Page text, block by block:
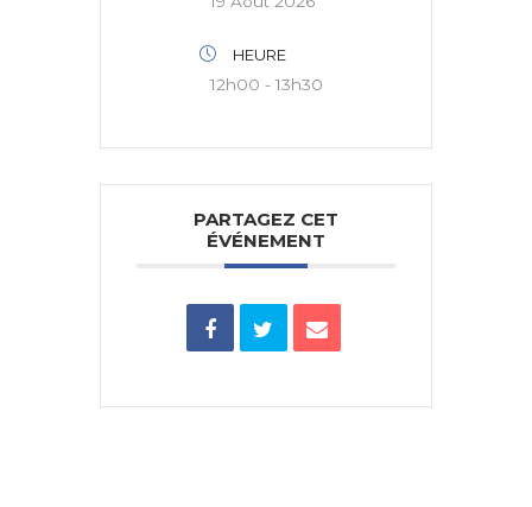
HEURE
12h00 - 13h30
PARTAGEZ CET
ÉVÉNEMENT